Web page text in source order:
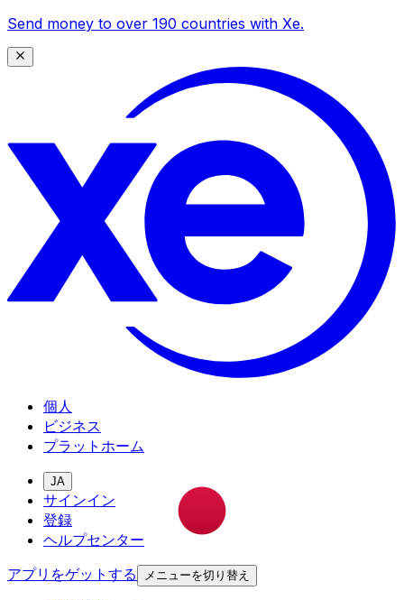
Send money to over 190 countries with Xe.
個人
ビジネス
プラットホーム
JA
サインイン
登録
ヘルプセンター
アプリをゲットする
メニューを切り替え